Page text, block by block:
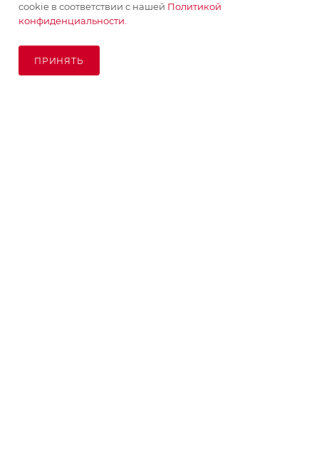
cookie в соответствии с нашей Политикой
конфиденциальности.
ПРИНЯТЬ